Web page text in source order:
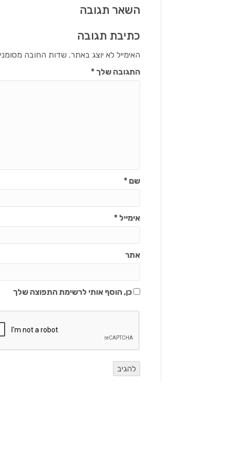
השאר תגובה
כתיבת תגובה
האימייל לא יוצג באתר. שדות החובה
התגובה שלך*
שם*
אימייל*
אתר
כן, הוסף אותי לרשימת התפוצה שלך